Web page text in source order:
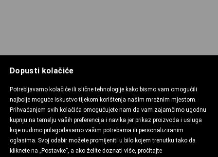
Dopusti kolačiće
Potrebljavamo kolačiće ili slične tehnologije kako bismo vam omogućili
najbolje moguće iskustvo tijekom korištenja našim mrežnim mjestom.
Prihvaćanjem svih kolačića omogućujete nam da vam zajamčimo ugodnu
kupnju na temelju vaših preferencija i navika jer prikaz proizvoda i usluga
koje nudimo prilagođavamo vašim potrebama ili personaliziranim
oglasima. Svoj odabir možete promijeniti u bilo kojem trenutku tako da
kliknete na „Postavke”, a ako želite doznati više, pročitajte